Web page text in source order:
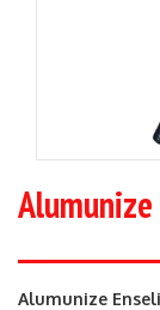
Alumunize